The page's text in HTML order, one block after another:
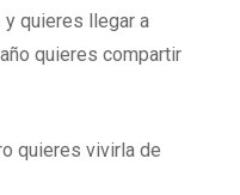
y quieres llegar a
quieres compartir
quieres vivirla de